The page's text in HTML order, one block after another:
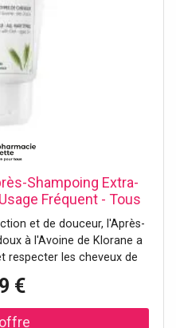
Shampoing Extra-
Fréquent - Tous
Ans 50 ml - Tube 50
et de douceur, l'Après-
à l'Avoine de Klorane a
respecter les cheveux de
€